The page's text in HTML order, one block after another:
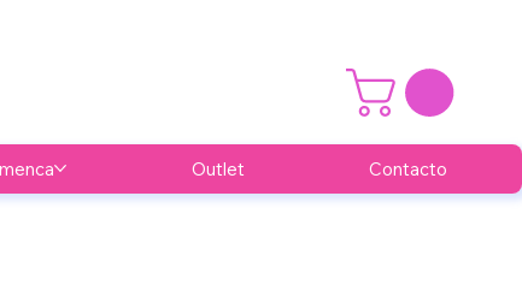
Outlet Contacto